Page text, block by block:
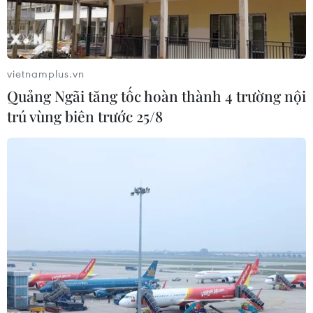
#SEA Games 30
#Huy chương vàng bóng đá
#Lợi thế sân nhà
#Nhập tịch
Malaysia
TIN LIÊN QUAN
vietnamplus.vn
Quảng Ngãi tăng tốc hoàn thành 4 trường nội
trú vùng biên trước 25/8